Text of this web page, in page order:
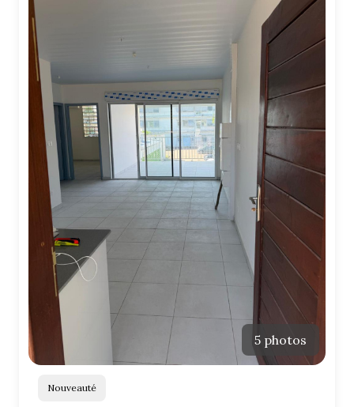
5 photos
Nouveauté